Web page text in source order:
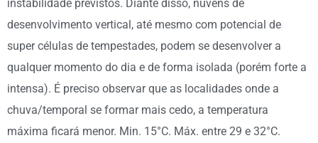
instabilidade previstos. Diante disso, nuvens de
desenvolvimento vertical, até mesmo com potencial de
super células de tempestades, podem se desenvolver a
qualquer momento do dia e de forma isolada (porém forte a
intensa). É preciso observar que as localidades onde a
chuva/temporal se formar mais cedo, a temperatura
máxima ficará menor. Min. 15°C. Máx. entre 29 e 32°C.